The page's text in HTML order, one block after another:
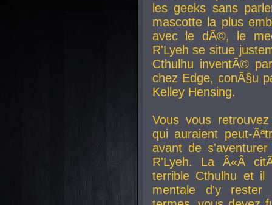
les geeks sans
mascotte la plus
avec le dÃ©, le
R'Lyeh se situe
Cthulhu inventÃ©
chez Edge, conÃ§u
Kelley Hensing.
Vous vous
qui auraient peut-
avant de
R'Lyeh. La Â«Â
terrible Cthulhu et
mentale d'y rester